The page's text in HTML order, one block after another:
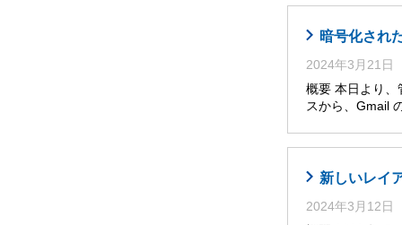
暗号化され
2024年3月21日
概要 本日より
スから、Gmail
新しいレイ
2024年3月12日